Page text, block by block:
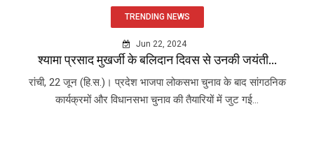
TRENDING NEWS
Jun 22, 2024
श्यामा प्रसाद मुखर्जी के बलिदान दिवस से उनकी जयंती...
रांची, 22 जून (हि.स.)। प्रदेश भाजपा लोकसभा चुनाव के बाद सांगठनिक
कार्यक्रमों और विधानसभा चुनाव की तैयारियों में जुट गई...